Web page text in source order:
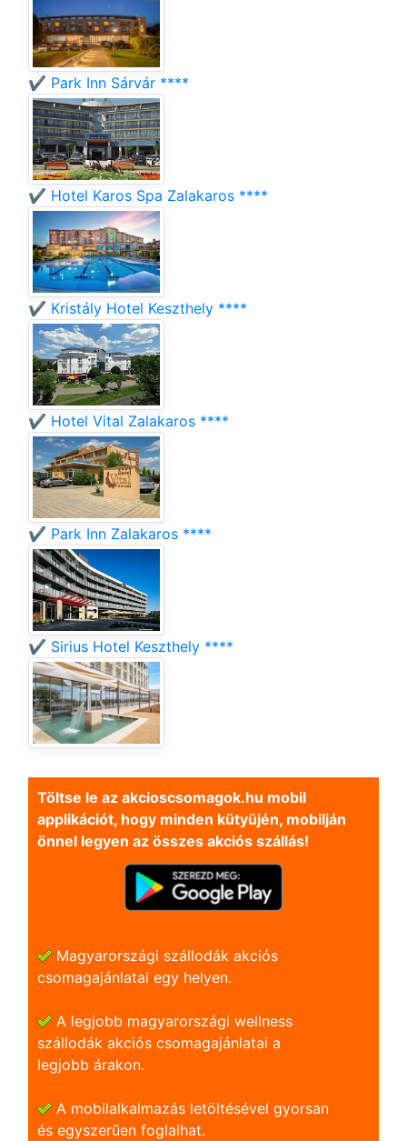
✔️ Park Inn Sárvár ****
✔️ Hotel Karos Spa Zalakaros ****
✔️ Kristály Hotel Keszthely ****
✔️ Hotel Vital Zalakaros ****
✔️ Park Inn Zalakaros ****
✔️ Sirius Hotel Keszthely ****
Töltse le az akcioscsomagok.hu mobil
applikációt, hogy minden kütyüjén, mobilján
önnel legyen az összes akciós szállás!
Magyarországi szállodák akciós
csomagajánlatai egy helyen.
A legjobb magyarországi wellness
szállodák akciós csomagajánlatai a
legjobb árakon.
A mobilalkalmazás letöltésével gyorsan
és egyszerũen foglalhat.